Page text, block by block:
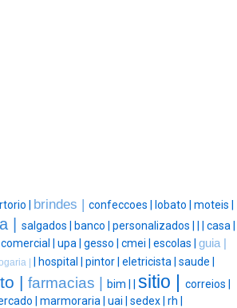
| brindes | confeccoes | lobato | moteis |
| salgados | banco | personalizados |
casa |
comercial | upa | gesso | cmei | escolas | guia |
| hospital | pintor | eletricista | saude |
| farmacias | bim | sitio |
correios |
| marmoraria | uai | sedex | rh |